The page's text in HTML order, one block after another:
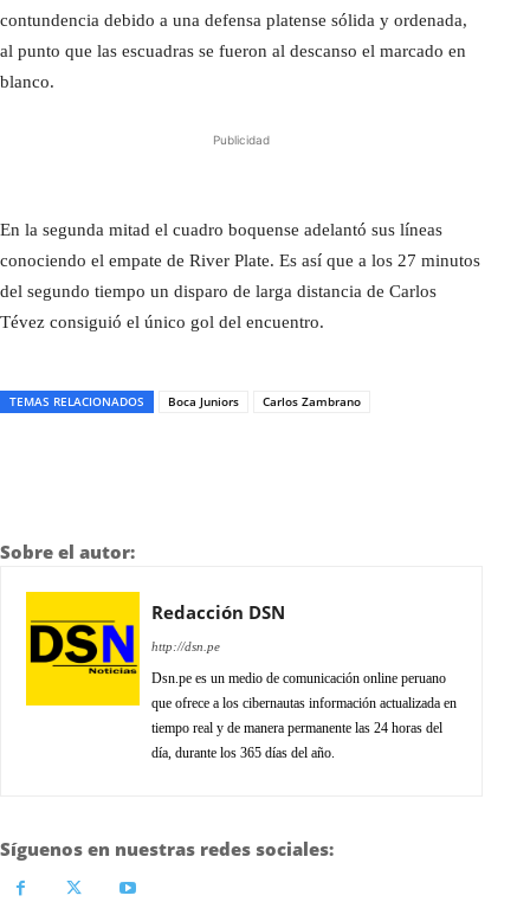
contundencia debido a una defensa platense sólida y ordenada,
al punto que las escuadras se fueron al descanso el marcado en
blanco.
Publicidad
En la segunda mitad el cuadro boquense adelantó sus líneas
conociendo el empate de River Plate. Es así que a los 27 minutos
del segundo tiempo un disparo de larga distancia de Carlos
Tévez consiguió el único gol del encuentro.
TEMAS RELACIONADOS Boca Juniors Carlos Zambrano
Sobre el autor:
Redacción DSN
http://dsn.pe
Dsn.pe es un medio de comunicación online peruano
que ofrece a los cibernautas información actualizada en
tiempo real y de manera permanente las 24 horas del
día, durante los 365 días del año.
Síguenos en nuestras redes sociales: